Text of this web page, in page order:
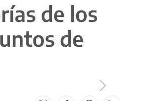
de los
de